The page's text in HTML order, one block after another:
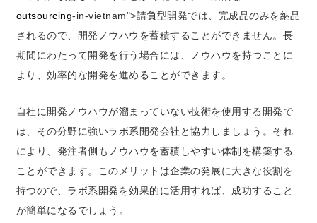
outsourcing-in-vietnam">請負型開発では、完成品のみを納品
されるので、開発ノウハウを蓄積することができません。長
期間にわたって開発を行う場合には、ノウハウを持つことに
より、効率的な開発を進めることができます。
自社に開発ノウハウが溜まっていない技術を使用する開発で
は、その分野に強いラボ系開発会社と協力しましょう。それ
により、 発注者側もノウハウを蓄積しやすい体制を構築する
ことができます。このメリットは企業の発展に大きな役割を
持つので、ラボ系開発を効果的に活用すれば、成功すること
が簡単になるでしょう。